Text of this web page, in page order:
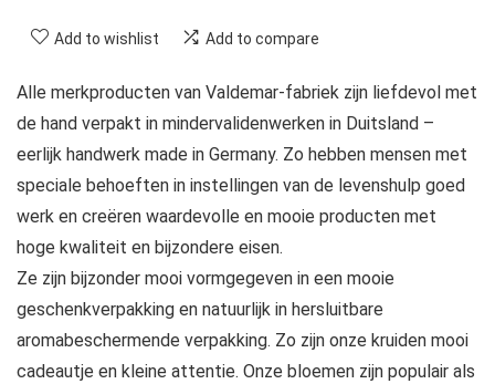
Add to wishlist Add to compare
Alle merkproducten van Valdemar-fabriek zijn liefdevol met
de hand verpakt in mindervalidenwerken in Duitsland –
eerlijk handwerk made in Germany. Zo hebben mensen met
speciale behoeften in instellingen van de levenshulp goed
werk en creëren waardevolle en mooie producten met
hoge kwaliteit en bijzondere eisen.
Ze zijn bijzonder mooi vormgegeven in een mooie
geschenkverpakking en natuurlijk in hersluitbare
aromabeschermende verpakking. Zo zijn onze kruiden mooi
cadeautje en kleine attentie. Onze bloemen zijn populair als